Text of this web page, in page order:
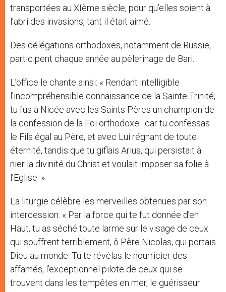
transportées au XIème siècle, pour qu’elles soient à
l’abri des invasions, tant il était aimé.
Des délégations orthodoxes, notamment de Russie,
participent chaque année au pèlerinage de Bari.
L’office le chante ainsi: « Rendant intelligible
l’incompréhensible connaissance de la Sainte Trinité,
tu fus à Nicée avec les Saints Pères un champion de
la confession de la Foi orthodoxe : car tu confessas
le Fils égal au Père, et avec Lui régnant de toute
éternité, tandis que tu giflais Arius, qui persistait à
nier la divinité du Christ et voulait imposer sa folie à
l’Eglise. »
La liturgie célèbre les merveilles obtenues par son
intercession: « Par la force qui te fut donnée d’en
Haut, tu as séché toute larme sur le visage de ceux
qui souffrent terriblement, ô Père Nicolas, qui portais
Dieu au monde. Tu te révélas le nourricier des
affamés, l’exceptionnel pilote de ceux qui se
trouvent dans les tempêtes en mer, le guérisseur